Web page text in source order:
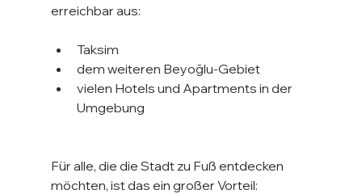
erreichbar aus:
Taksim
dem weiteren Beyoğlu-Gebiet
vielen Hotels und Apartments in der
Umgebung
Für alle, die die Stadt zu Fuß entdecken
möchten, ist das ein großer Vorteil: